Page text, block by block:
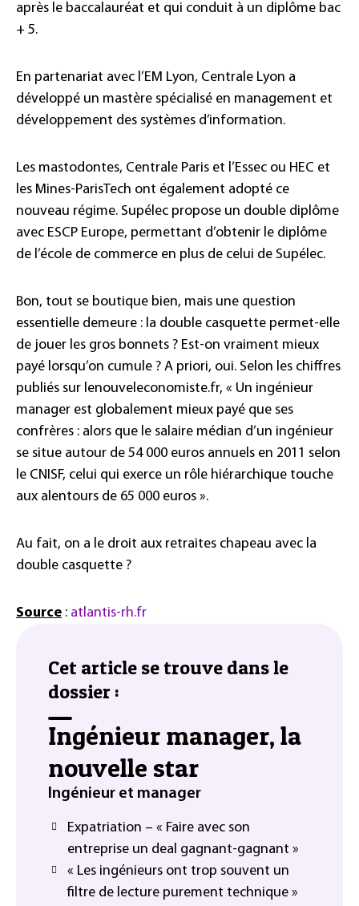
après le baccalauréat et qui conduit à un diplôme bac
+ 5.
En partenariat avec l’EM Lyon, Centrale Lyon a
développé un mastère spécialisé en management et
développement des systèmes d’information.
Les mastodontes, Centrale Paris et l’Essec ou HEC et
les Mines-ParisTech ont également adopté ce
nouveau régime. Supélec propose un double diplôme
avec ESCP Europe, permettant d’obtenir le diplôme
de l’école de commerce en plus de celui de Supélec.
Bon, tout se boutique bien, mais une question
essentielle demeure : la double casquette permet-elle
de jouer les gros bonnets ? Est-on vraiment mieux
payé lorsqu’on cumule ? A priori, oui. Selon les chiffres
publiés sur lenouveleconomiste.fr, « Un ingénieur
manager est globalement mieux payé que ses
confrères : alors que le salaire médian d’un ingénieur
se situe autour de 54 000 euros annuels en 2011 selon
le CNISF, celui qui exerce un rôle hiérarchique touche
aux alentours de 65 000 euros ».
Au fait, on a le droit aux retraites chapeau avec la
double casquette ?
Source : atlantis-rh.fr
Cet article se trouve dans le
dossier :
Ingénieur manager, la
nouvelle star
Ingénieur et manager
Expatriation – « Faire avec son
entreprise un deal gagnant-gagnant »
« Les ingénieurs ont trop souvent un
filtre de lecture purement technique »